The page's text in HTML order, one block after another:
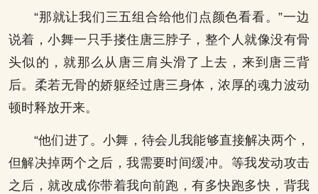
“那就让我们三五组合给他们点颜色看看。”一边
说着，小舞一只手搂住唐三脖子，整个人就像没有骨
头似的，就那么从唐三肩头滑了上去，来到唐三背
后。柔若无骨的娇躯经过唐三身体，浓厚的魂力波动
顿时释放开来。
“他们进了。小舞，待会儿我能够直接解决两个，
但解决掉两个之后，我需要时间缓冲。等我发动攻击
之后，就改成你带着我向前跑，有多快跑多快，背我